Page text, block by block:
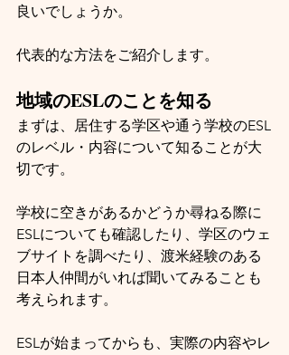
良いでしょうか。
代表的な方法をご紹介します。
地域のESLのことを知る
まずは、居住する学区や通う学校のESL
のレベル・内容について知ることが大
切です。
学校に空きがあるかどうか尋ねる際に
ESLについても確認したり、学区のウェ
ブサイトを調べたり、渡米経験のある
日本人仲間がいれば聞いてみることも
考えられます。
ESLが始まってからも、実際の内容やレ